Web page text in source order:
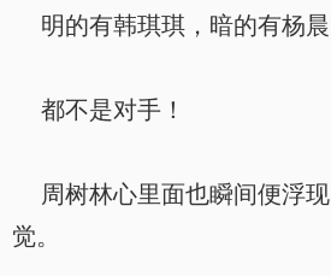
明的有韩琪琪，暗的有杨
都不是对手！
周树林心里面也瞬间便浮
觉。